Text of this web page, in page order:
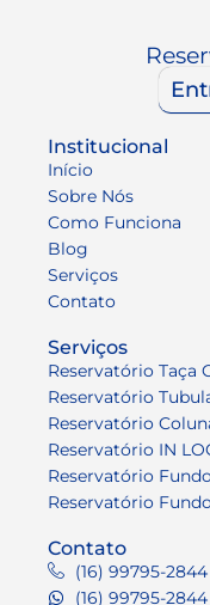
Institucional
Início
Sobre Nós
Como Funciona
Blog
Serviços
Contato
Serviços
Reservatório Taça
Reservatório
Reservatório
Reservatório IN
Reservatório
Reservatório
Contato
(16) 99795-2844
(16) 99795-2844